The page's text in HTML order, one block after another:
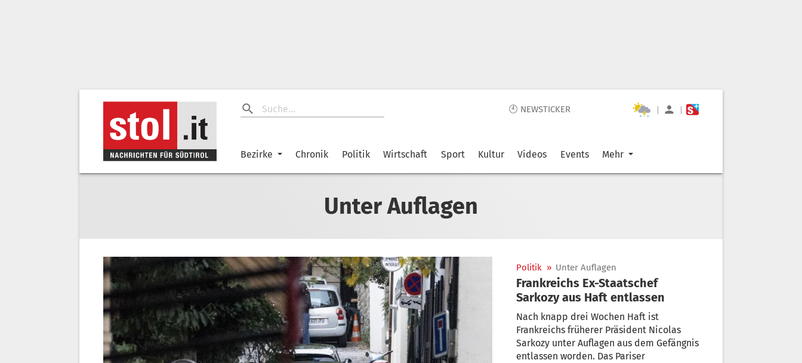
🕙 NEWSTICKER | |
Bezirke Chronik Politik Wirtschaft Sport Kultur Videos Events Mehr
Unter Auflagen
Politik » Unter Auflagen
Frankreichs Ex-Staatschef
Sarkozy aus Haft entlassen
Nach knapp drei Wochen Haft ist
Frankreichs früherer Präsident Nicolas
Sarkozy unter Auflagen aus dem Gefängnis
entlassen worden. Das Pariser